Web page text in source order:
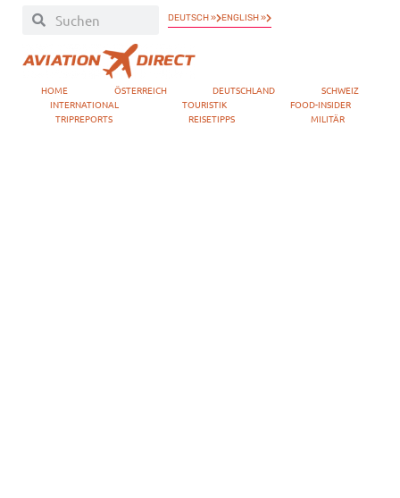
DEUTSCH » ENGLISH »
HOME ÖSTERREICH DEUTSCHLAND
SCHWEIZ
INTERNATIONAL
TOURISTIK
FOOD-INSIDER
TRIPREPORTS
REISETIPPS MILITÄR